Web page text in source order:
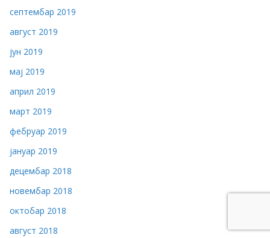
септембар 2019
август 2019
јун 2019
мај 2019
април 2019
март 2019
фебруар 2019
јануар 2019
децембар 2018
новембар 2018
октобар 2018
август 2018